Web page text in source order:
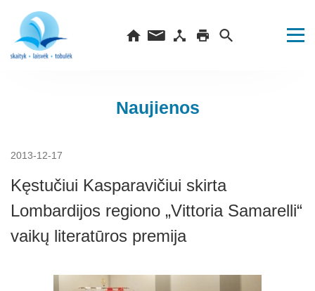
Naujienos
2013-12-17
Kęstučiui Kasparavičiui skirta
Lombardijos regiono „Vittoria Samarelli“
vaikų literatūros premija